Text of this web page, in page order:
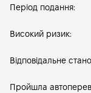
Період подання:
Високий ризик:
Відповідальне
Пройшла